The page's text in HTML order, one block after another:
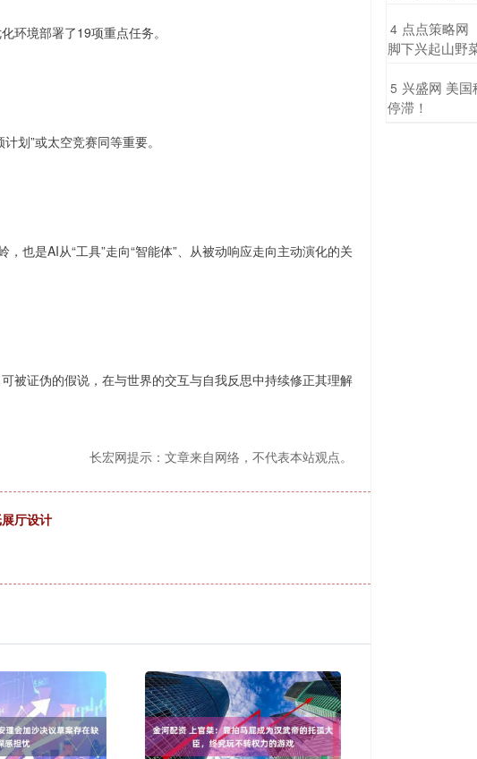
环境部署了19项重点任务。
划”或太空竞赛同等重要。
也是AI从“工具”走向“智能体”、从被动响应走向主动演化的关
被证伪的假说，在与世界的交互与自我反思中持续修正其理解
长宏网提示：文章来自网络，不代表本站观点。
厅设计
4 点点策略网
脚下兴起山野
5 兴盛网 美
停滞！